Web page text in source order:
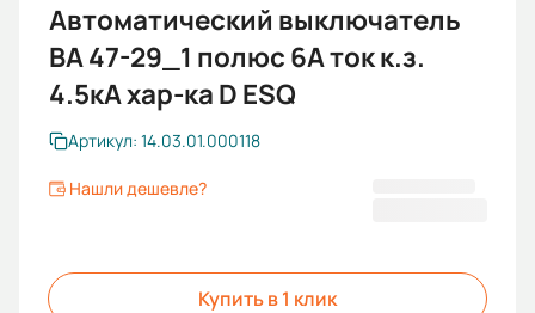
Автоматический выключатель
ВА 47-29_1 полюс 6А ток к.з.
4.5кА хар-ка D ESQ
Артикул: 14.03.01.000118
Нашли дешевле?
Купить в 1 клик